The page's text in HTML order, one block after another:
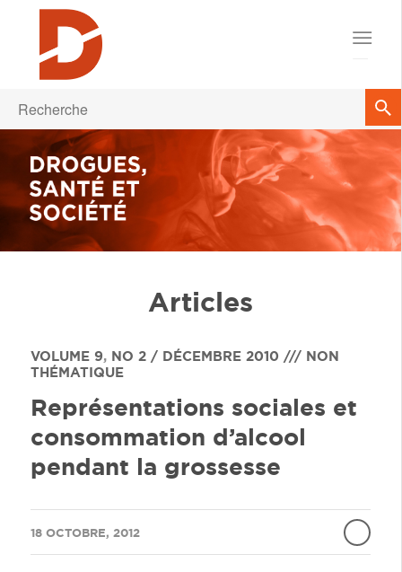
Articles
VOLUME 9, NO 2 / DÉCEMBRE 2010 /// NON
THÉMATIQUE
Représentations sociales et
consommation d’alcool
pendant la grossesse
18 OCTOBRE, 2012
/